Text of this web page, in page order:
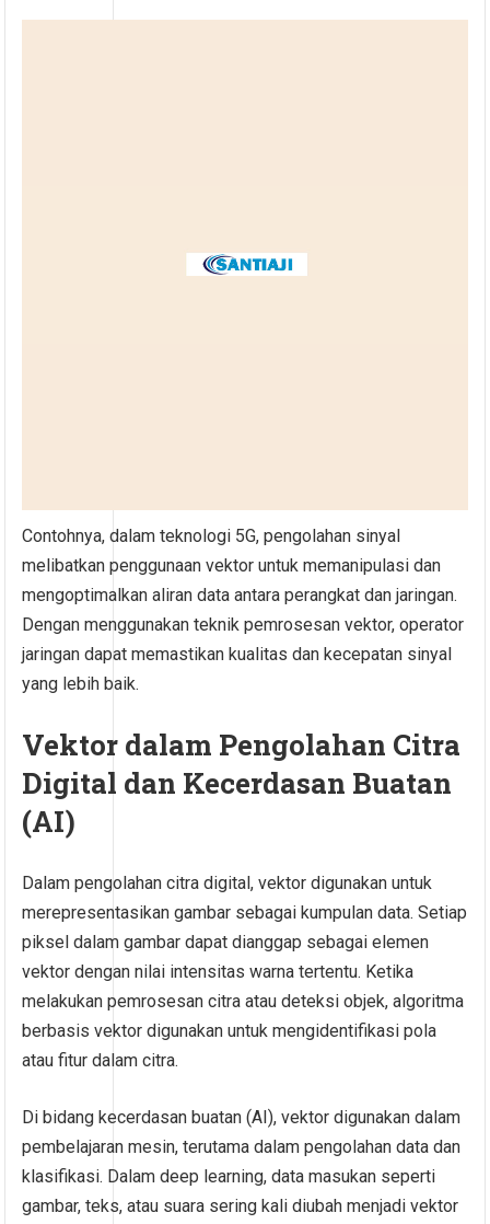
Contohnya, dalam teknologi 5G, pengolahan sinyal
melibatkan penggunaan vektor untuk memanipulasi dan
mengoptimalkan aliran data antara perangkat dan jaringan.
Dengan menggunakan teknik pemrosesan vektor, operator
jaringan dapat memastikan kualitas dan kecepatan sinyal
yang lebih baik.
Vektor dalam Pengolahan Citra
Digital dan Kecerdasan Buatan
(AI)
Dalam pengolahan citra digital, vektor digunakan untuk
merepresentasikan gambar sebagai kumpulan data. Setiap
piksel dalam gambar dapat dianggap sebagai elemen
vektor dengan nilai intensitas warna tertentu. Ketika
melakukan pemrosesan citra atau deteksi objek, algoritma
berbasis vektor digunakan untuk mengidentifikasi pola
atau fitur dalam citra.
Di bidang kecerdasan buatan (AI), vektor digunakan dalam
pembelajaran mesin, terutama dalam pengolahan data dan
klasifikasi. Dalam deep learning, data masukan seperti
gambar, teks, atau suara sering kali diubah menjadi vektor